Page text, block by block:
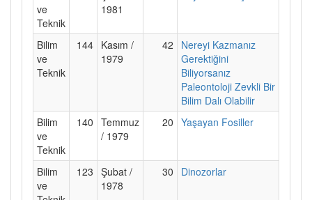
ve
Teknik
1981
Bilim
ve
Teknik
144 Kasım /
1979
42
Nereyi Kazmanız
Gerektiğini
Biliyorsanız
Paleontoloji Zevkli Bir
Bilim Dalı Olabilir
Bilim
ve
Teknik
140 Temmuz
/ 1979
20 Yaşayan Fosiller
Bilim
ve
123 Şubat /
1978
30 Dinozorlar